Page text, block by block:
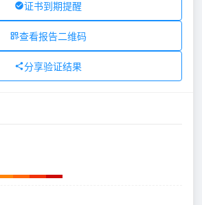
证书到期提醒
查看报告二维码
分享验证结果